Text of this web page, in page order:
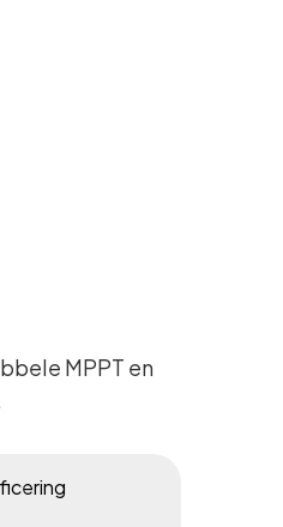
MPPT en